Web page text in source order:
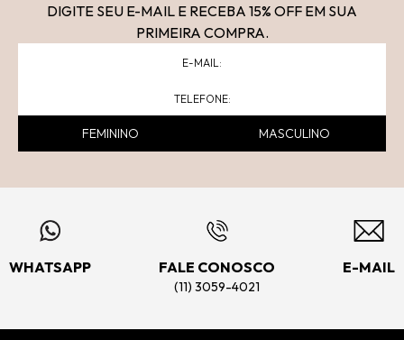
DIGITE SEU E-MAIL E RECEBA 15% OFF EM SUA
PRIMEIRA COMPRA.
FEMININO MASCULINO
WHATSAPP FALE CONOSCO
(11) 3059-4021
E-MAIL